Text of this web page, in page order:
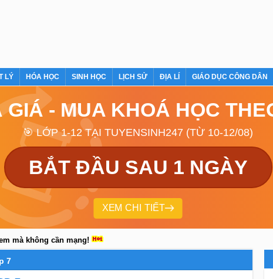
LÝ HÓA HỌC SINH HỌC LỊCH SỬ ĐỊA LÍ GIÁO DỤC CÔNG DÂN
- MUA KHOÁ HỌC
🎯 LỚP 1-12 TẠI TUYENSINH247 (TỪ 10-12/08)
BẮT ĐẦU SAU 1 NGÀY
XEM CHI TIẾT
mà không cần mạng!
7